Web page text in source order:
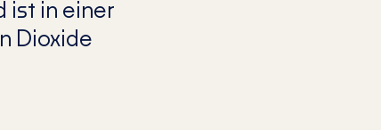
ist in einer
Dioxide